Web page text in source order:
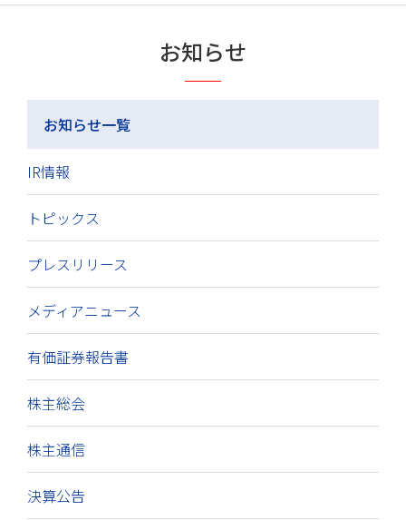
お知らせ
お知らせ一覧
IR情報
トピックス
プレスリリース
メディアニュース
有価証券報告書
株主総会
株主通信
決算公告